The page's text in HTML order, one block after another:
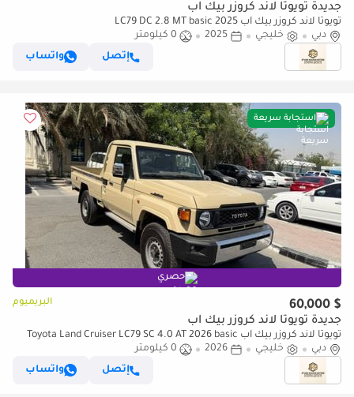
جديدة تويوتا لاند كروزر بيك آب
تويوتا لاند كروزر بيك آب LC79 DC 2.8 MT basic 2025
دبي
خليجي 2025
0 كيلومتر
إتصل
واتساب
استجابة سريعة
حصري
$ 60,000 البريميوم
جديدة تويوتا لاند كروزر بيك آب
تويوتا لاند كروزر بيك آب Toyota Land Cruiser LC79 SC 4.0 AT 2026 basic
Omani
دبي خليجي 2026
0 كيلومتر
إتصل
واتساب